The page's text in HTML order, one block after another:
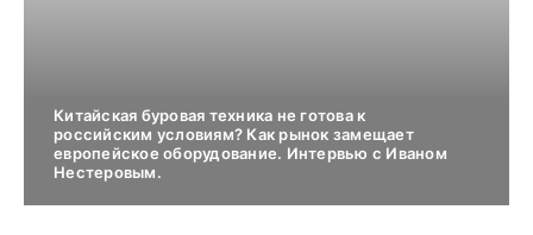
Китайская буровая техника не готова к
российским условиям? Как рынок замещает
европейское оборудование. Интервью с Иваном
Нестеровым.